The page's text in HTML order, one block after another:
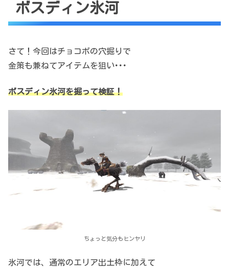
ボスディン氷河
さて！今回はチョコボの穴掘りで
金策も兼ねてアイテムを狙い･･･
ボスディン氷河を掘って検証！
ちょっと気分もヒンヤリ
氷河では、 通常のエリア出土枠に加えて